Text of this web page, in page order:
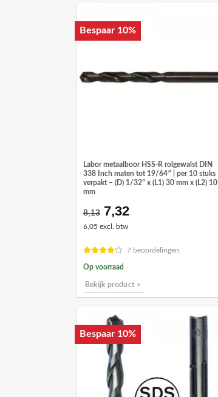
Bespaar 10%
Labor metaalboor HSS-R rolgewalst DIN
338 Inch maten tot 19/64″ | per 10 stuks
verpakt – (D) 1/32” x (L1) 30 mm x (L2) 10
mm
8,13 Oorspronkelijke
prijs
€8,13.
7,32Huidige
€7,32.
6,05 excl. btw
7 beoordelingen
Op voorraad
Bekijk product >
Bespaar 10%